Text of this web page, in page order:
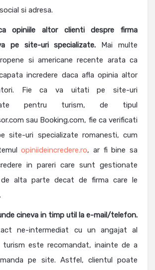
si adresa.
opiniile altor clienti despre firma
pe site-uri specializate. Mai multe
si americane recente arata ca
incredere daca afla opinia altor
Fie ca va uitati pe site-uri
pentru turism, de tipul
sau Booking.com, fie ca verificati
site-uri specializate romanesti, cum
opiniideincredere.ro, ar fi bine sa
in pareri care sunt gestionate
alta parte decat de firma care le
cineva in timp util la e-mail/telefon.
ne-intermediat cu un angajat al
turism este recomandat, inainte de a
pe site. Astfel, clientul poate